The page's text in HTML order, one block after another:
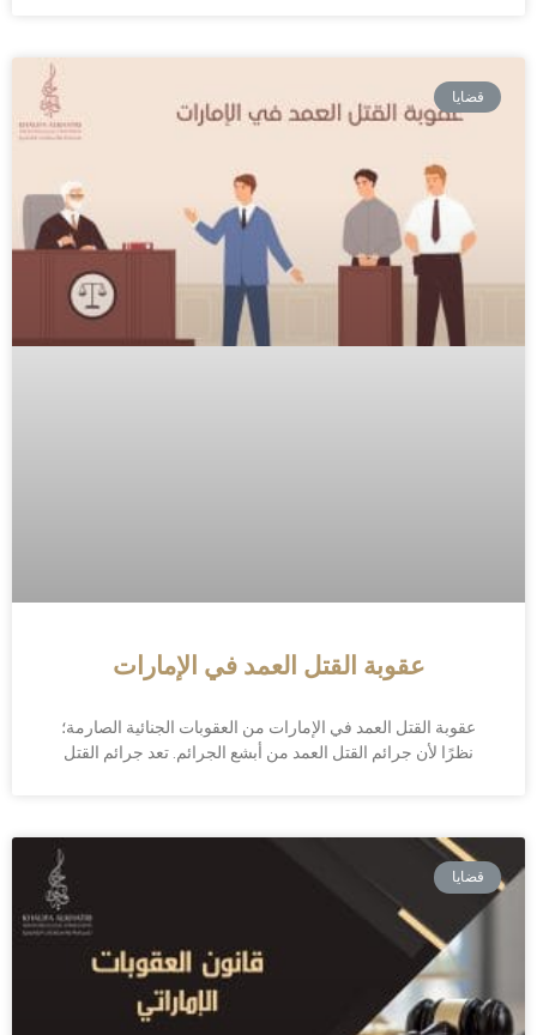
قضايا
عقوبة القتل العمد في الإمارات
عقوبة القتل العمد في الإمارات من العقوبات الجنائية الصارمة؛
نظرًا لأن جرائم القتل العمد من أبشع الجرائم. تعد جرائم القتل
قضايا